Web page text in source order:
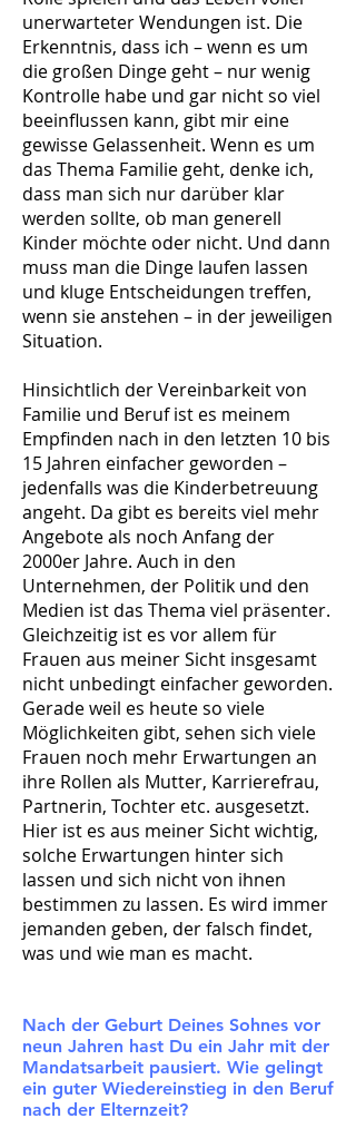
unerwarteter Wendungen ist. Die
Erkenntnis, dass ich – wenn es um
die großen Dinge geht – nur wenig
Kontrolle habe und gar nicht so viel
beeinflussen kann, gibt mir eine
gewisse Gelassenheit. Wenn es um
das Thema Familie geht, denke ich,
dass man sich nur darüber klar
werden sollte, ob man generell
Kinder möchte oder nicht. Und dann
muss man die Dinge laufen lassen
und kluge Entscheidungen treffen,
wenn sie anstehen – in der jeweiligen
Situation.
Hinsichtlich der Vereinbarkeit von
Familie und Beruf ist es meinem
Empfinden nach in den letzten 10 bis
15 Jahren einfacher geworden –
jedenfalls was die Kinderbetreuung
angeht. Da gibt es bereits viel mehr
Angebote als noch Anfang der
2000er Jahre. Auch in den
Unternehmen, der Politik und den
Medien ist das Thema viel präsenter.
Gleichzeitig ist es vor allem für
Frauen aus meiner Sicht insgesamt
nicht unbedingt einfacher geworden.
Gerade weil es heute so viele
Möglichkeiten gibt, sehen sich viele
Frauen noch mehr Erwartungen an
ihre Rollen als Mutter, Karrierefrau,
Partnerin, Tochter etc. ausgesetzt.
Hier ist es aus meiner Sicht wichtig,
solche Erwartungen hinter sich
lassen und sich nicht von ihnen
bestimmen zu lassen. Es wird immer
jemanden geben, der falsch findet,
was und wie man es macht.
Nach der Geburt Deines Sohnes vor
neun Jahren hast Du ein Jahr mit der
Mandatsarbeit pausiert. Wie gelingt
ein guter Wiedereinstieg in den Beruf
nach der Elternzeit?